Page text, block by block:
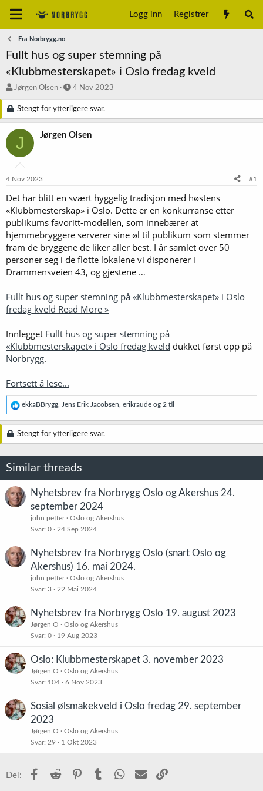
Logg inn Registrer
Fra Norbrygg.no
Fullt hus og super stemning på
«Klubbmesterskapet» i Oslo fredag kveld
T
å
d
s
e
Jørgen Olsen
S
a
r
t
d
4 Nov 2023
Stengt for ytterligere svar.
J Jørgen Olsen
4 Nov 2023 #1
Det har blitt en svært hyggelig tradisjon med høstens
«Klubbmesterskap» i Oslo. Dette er en konkurranse etter
publikums favoritt-modellen, som innebærer at
hjemmebryggere serverer sine øl til publikum som stemmer
fram de bryggene de liker aller best. I år samlet over 50
personer seg i de flotte lokalene vi disponerer i
Drammensveien 43, og gjestene …
Fullt hus og super stemning på «Klubbmesterskapet» i Oslo
fredag kveld Read More »
Innlegget Fullt hus og super stemning på
«Klubbmesterskapet» i Oslo fredag kveld dukket først opp på
Norbrygg.
Fortsett å lese...
R
e
a
k
n
e
r
:
ekkaBBrygg Jens Erik Jacobsen erikraude og 2 til
Stengt for ytterligere svar.
Similar threads
Nyhetsbrev fra Norbrygg Oslo og Akershus 24.
september 2024
john petter
Oslo og Akershus
Svar 0 24 Sep 2024
Nyhetsbrev fra Norbrygg Oslo (snart Oslo og
Akershus) 16. mai 2024.
john petter
Oslo og Akershus
Svar 3 22 Mai 2024
Nyhetsbrev fra Norbrygg Oslo 19. august 2023
Jørgen O
Oslo og Akershus
Svar 0 19 Aug 2023
Oslo: Klubbmesterskapet 3. november 2023
Jørgen O
Oslo og Akershus
Svar 104 6 Nov 2023
Sosial ølsmakekveld i Oslo fredag 29. september
2023
Jørgen O
Oslo og Akershus
Svar 29 1 Okt 2023
Del: Facebook
Reddit PinterestTumblr WhatsApp
E-post